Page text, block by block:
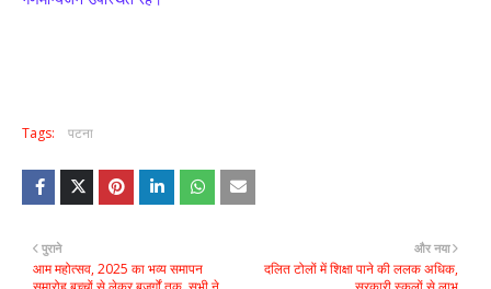
Tags: पटना
और नया
दलित टोलों में शिक्षा पाने की ललक अधिक,
पुराने
आम महोत्सव, 2025 का भव्य समापन